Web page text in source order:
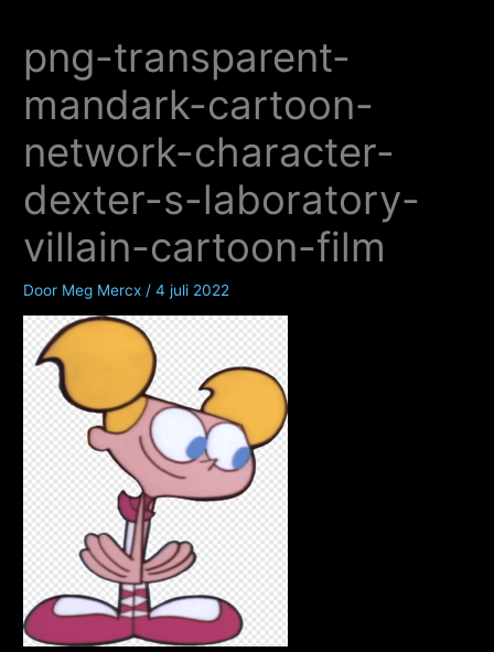
png-transparent-
mandark-cartoon-
network-character-
dexter-s-laboratory-
villain-cartoon-film
Door Meg Mercx /4 juli 2022